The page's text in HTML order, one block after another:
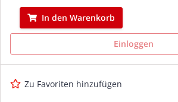
In den Warenkorb
Einloggen
Zu Favoriten hinzufügen